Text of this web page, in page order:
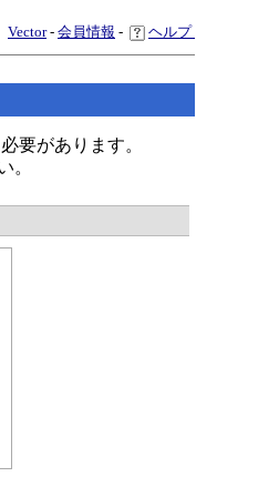
Vector- 会員情報 - ヘルプ
要があります。
。